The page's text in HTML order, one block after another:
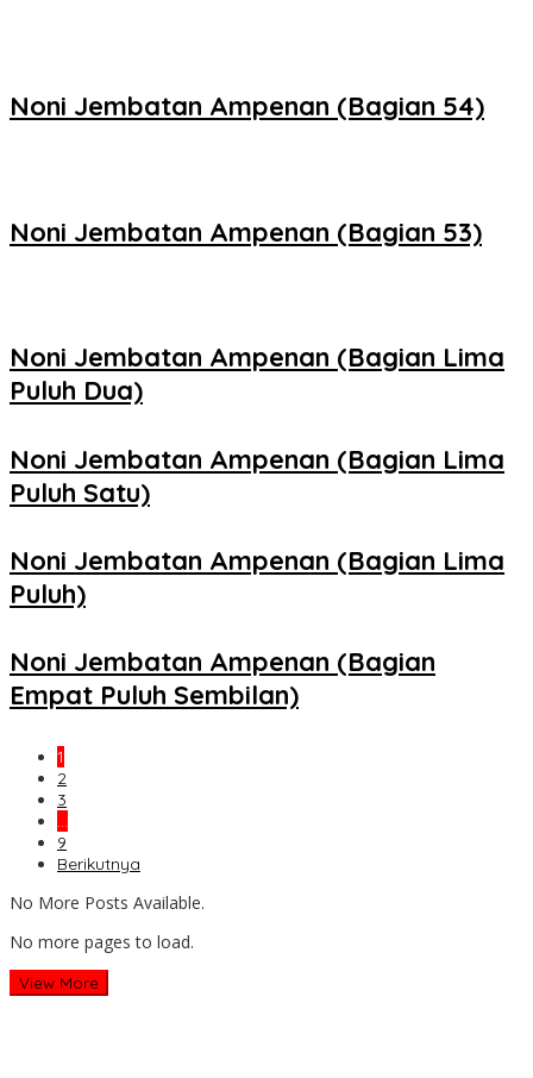
Noni Jembatan Ampenan (Bagian 54)
Noni Jembatan Ampenan (Bagian 53)
Noni Jembatan Ampenan (Bagian Lima
Puluh Dua)
Noni Jembatan Ampenan (Bagian Lima
Puluh Satu)
Noni Jembatan Ampenan (Bagian Lima
Puluh)
Noni Jembatan Ampenan (Bagian
Empat Puluh Sembilan)
1
2
3
…
9
Berikutnya
No More Posts Available.
No more pages to load.
View More